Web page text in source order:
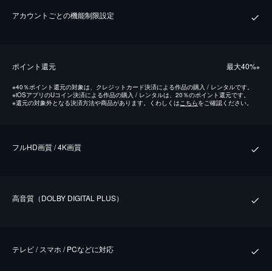
アカウントごとの機能制限設定
ポイント還元 最⼤40%※
※40％ポイント還元の対象は、クレジットカード決済による作品の購入 / レンタルです。
※iOSアプリのUコイン決済による作品の購入 / レンタルは、20％のポイント還元です。
※還元の対象外となる決済方法や商品があります。くわしくは こちらをご確認ください。
フルHD画質 / 4K画質
⾼⾳質（DOLBY DIGITAL PLUS）
テレビ / スマホ / PCなどに対応